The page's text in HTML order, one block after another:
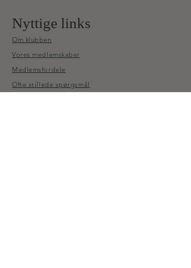
Nyttige links
Om klubben
Vores medlemskaber
Medlemsfordele
Ofte stillede spørgsmål